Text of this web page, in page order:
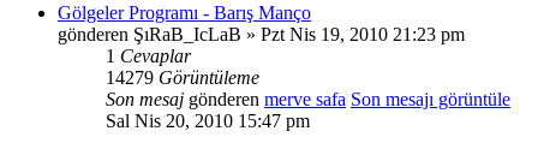
Gölgeler Programı - Barış Manço
gönderen ŞıRaB_IcLaB » Pzt Nis 19, 2010 21:23 pm
1 Cevaplar
14279 Görüntüleme
Son mesaj gönderen merve safa Son mesajı görüntüle
Sal Nis 20, 2010 15:47 pm